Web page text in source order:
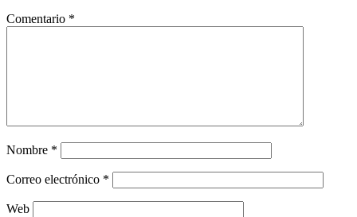
Comentario *
Nombre *
Correo electrónico *
Web